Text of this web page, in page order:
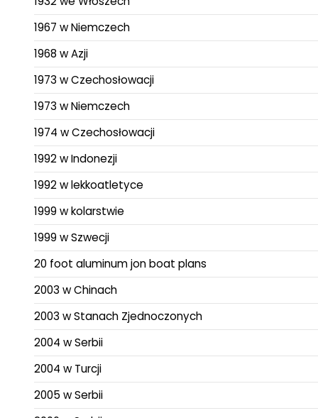
1967 w Niemczech
1968 w Azji
1973 w Czechosłowacji
1973 w Niemczech
1974 w Czechosłowacji
1992 w Indonezji
1992 w lekkoatletyce
1999 w kolarstwie
1999 w Szwecji
20 foot aluminum jon boat plans
2003 w Chinach
2003 w Stanach Zjednoczonych
2004 w Serbii
2004 w Turcji
2005 w Serbii